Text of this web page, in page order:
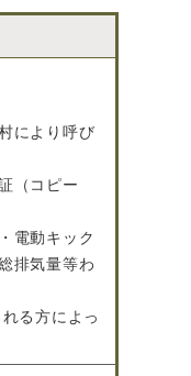
により呼び
（コピー
電動キック
排気量等わ
る方によっ